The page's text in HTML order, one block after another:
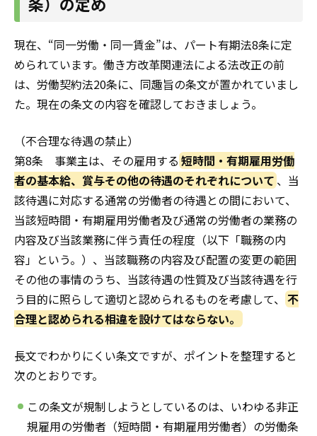
現在、“同一労働・同一賃金”は、パート有期法8条に定
められています。働き方改革関連法による法改正の前
は、労働契約法20条に、同趣旨の条文が置かれていまし
た。現在の条文の内容を確認しておきましょう。
（不合理な待遇の禁止）
第8条 事業主は、その雇用する 短時間・有期雇用労働
者の基本給、賞与その他の待遇のそれぞれについて 、当
該待遇に対応する通常の労働者の待遇との間において、
当該短時間・有期雇用労働者及び通常の労働者の業務の
内容及び当該業務に伴う責任の程度（以下「職務の内
容」という。）、当該職務の内容及び配置の変更の範囲
その他の事情のうち、当該待遇の性質及び当該待遇を行
う目的に照らして適切と認められるものを考慮して、 不
合理と認められる相違を設けてはならない。
長文でわかりにくい条文ですが、ポイントを整理すると
次のとおりです。
この条文が規制しようとしているのは、いわゆる非正
規雇用の労働者（短時間・有期雇用労働者）の労働条